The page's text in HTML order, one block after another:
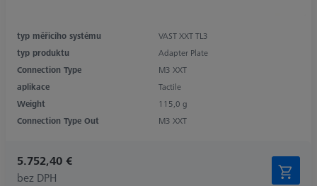
typ měřicího systému
VAST XXT TL3
typ produktu
Adapter Plate
Connection Type
M3 XXT
aplikace
Tactile
Weight
115,0 g
Connection Type Out
M3 XXT
5.752,40 €
bez DPH